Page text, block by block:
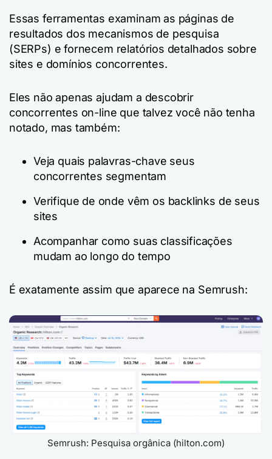
Essas ferramentas examinam as páginas de
resultados dos mecanismos de pesquisa
(SERPs) e fornecem relatórios detalhados sobre
sites e domínios concorrentes.
Eles não apenas ajudam a descobrir
concorrentes on-line que talvez você não tenha
notado, mas também:
Veja quais palavras-chave seus
concorrentes segmentam
Verifique de onde vêm os backlinks de seus
sites
Acompanhar como suas classificações
mudam ao longo do tempo
É exatamente assim que aparece na Semrush:
Semrush: Pesquisa orgânica (hilton.com)